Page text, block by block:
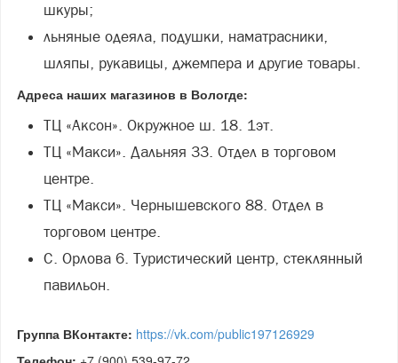
шкуры;
льняные одеяла, подушки, наматрасники,
шляпы, рукавицы, джемпера и другие товары.
Адреса наших магазинов в Вологде:
ТЦ «Аксон». Окружное ш. 18. 1эт.
ТЦ «Макси». Дальняя 33. Отдел в торговом
центре.
ТЦ «Макси». Чернышевского 88. Отдел в
торговом центре.
С. Орлова 6. Туристический центр, стеклянный
павильон.
​Группа ВКонтакте: https://vk.com/public197126929